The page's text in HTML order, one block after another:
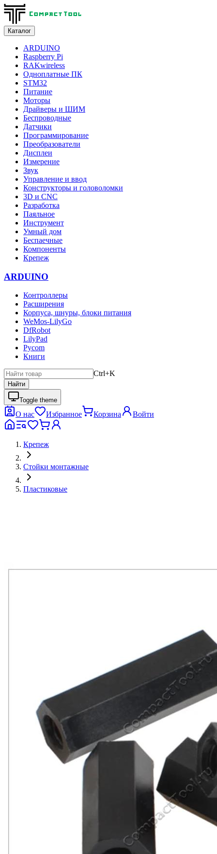
Каталог
ARDUINO
Raspberry Pi
RAKwireless
Одноплатные ПК
STM32
Питание
Моторы
Драйверы и ШИМ
Беспроводные
Датчики
Программирование
Преобразователи
Дисплеи
Измерение
Звук
Управление и ввод
Конструкторы и головоломки
3D и CNC
Разработка
Паяльное
Инструмент
Умный дом
Беспаечные
Компоненты
Крепеж
ARDUINO
Контроллеры
Расширения
Корпуса, шнуры, блоки питания
WeMos-LilyGo
DfRobot
LilyPad
Pycom
Книги
Ctrl+K
Найти
Toggle theme
О нас Избранное Корзина Войти
Крепеж
Стойки монтажные
Пластиковые